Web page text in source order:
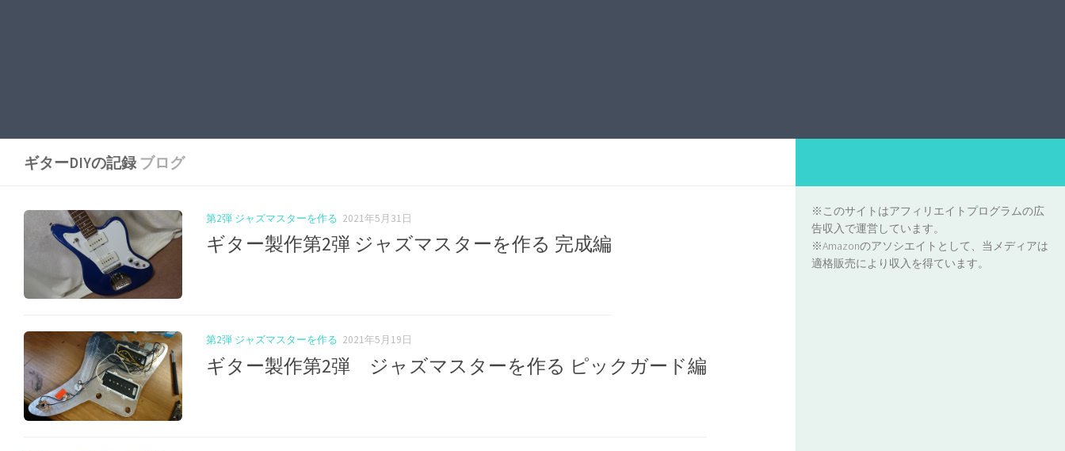
ギターDIYの記録 ブログ
第2弾 ジャズマスターを作る 2021年5月31日
ギター製作第2弾 ジャズマスターを作る 完成編
第2弾 ジャズマスターを作る 2021年5月19日
ギター製作第2弾 ジャズマスターを作る ピックガード編
※このサイトはアフィリエイトプログラムの広
告収入で運営しています。
※Amazonのアソシエイトとして、当メディアは
適格販売により収入を得ています。